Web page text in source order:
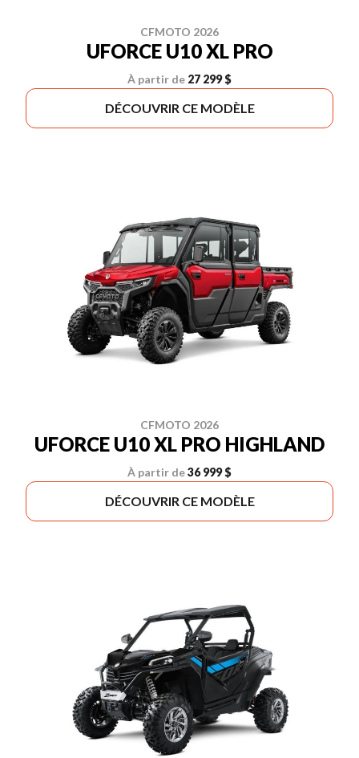
CFMOTO 2026
UFORCE U10 XL PRO
À partir de 27 299 $
DÉCOUVRIR CE MODÈLE
CFMOTO 2026
UFORCE U10 XL PRO HIGHLAND
À partir de36 999 $
DÉCOUVRIR CE MODÈLE